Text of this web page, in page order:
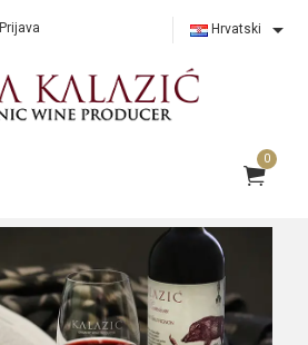
Hrvatski 
Prijava
0